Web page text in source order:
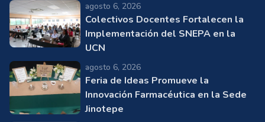
agosto 6, 2026
Colectivos Docentes Fortalecen la
Implementación del SNEPA en la
UCN
agosto 6, 2026
Feria de Ideas Promueve la
Innovación Farmacéutica en la Sede
Jinotepe